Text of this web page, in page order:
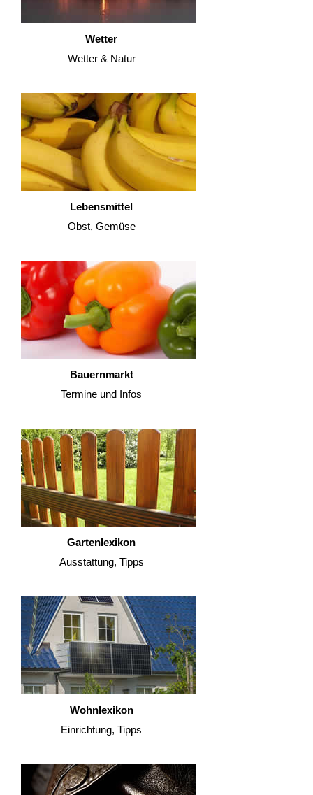
Wetter
Wetter & Natur
Lebensmittel
Obst, Gemüse
Bauernmarkt
Termine und Infos
Gartenlexikon
Ausstattung, Tipps
Wohnlexikon
Einrichtung, Tipps